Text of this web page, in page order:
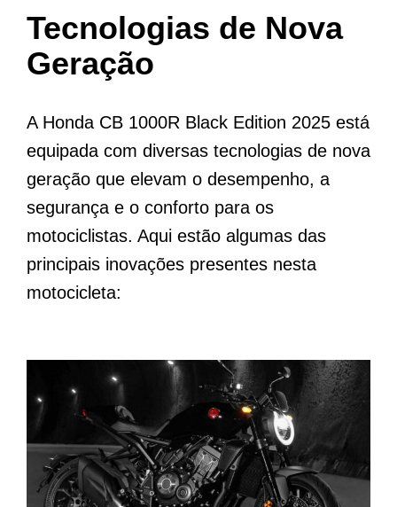
Tecnologias de Nova
Geração
A Honda CB 1000R Black Edition 2025 está
equipada com diversas tecnologias de nova
geração que elevam o desempenho, a
segurança e o conforto para os
motociclistas. Aqui estão algumas das
principais inovações presentes nesta
motocicleta: